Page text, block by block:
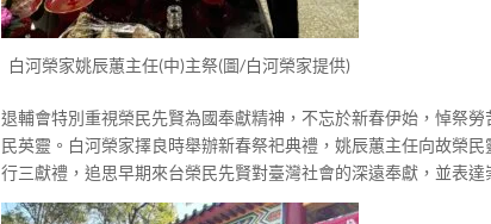
白河榮家姚辰蕙主任(中)主祭(圖/白河榮家提供)
退輔會特別重視榮民先賢為國奉獻精神，不忘於新春伊始，悼祭勞
民英靈。白河榮家擇良時舉辦新春祭祀典禮，姚辰蕙主任向故榮民
行三獻禮，追思早期來台榮民先賢對臺灣社會的深遠奉獻，並表達